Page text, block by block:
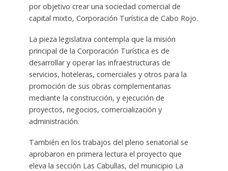
por objetivo crear una sociedad comercial de
capital mixto, Corporación Turística de Cabo Rojo.
La pieza legislativa contempla que la misión
principal de la Corporación Turística es de
desarrollar y operar las infraestructuras de
servicios, hoteleras, comerciales y otros para la
promoción de sus obras complementarias
mediante la construcción, y ejecución de
proyectos, negocios, comercialización y
administración.
También en los trabajos del pleno senatorial se
aprobaron en primera lectura el proyecto que
eleva la sección Las Cabullas, del municipio La